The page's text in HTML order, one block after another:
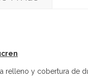
relleno y cobertura de